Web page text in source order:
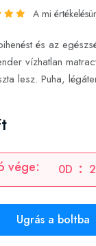
A mi
és az
vízhatlan
lesz. Puha,
vége: 0D
Ugrás a boltba